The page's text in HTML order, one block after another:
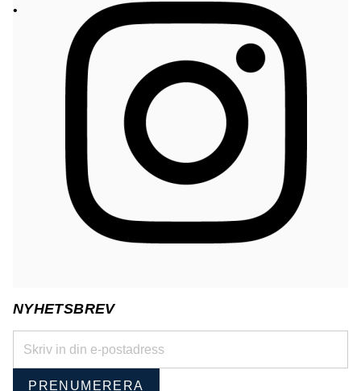
NYHETSBREV
PRENUMERERA